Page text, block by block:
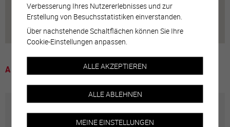
A voir
Annuaire communal
Verbesserung Ihres Nutzererlebnisses und zur
Erstellung von Besuchsstatistiken einverstanden.
Über nachstehende Schaltflächen können Sie Ihre
Cookie-Einstellungen anpassen.
ALLE AKZEPTIEREN
ALLE ABLEHNEN
MEINE EINSTELLUNGEN